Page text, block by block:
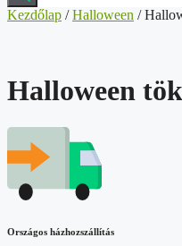
Kezdőlap /Halloween /
Halloween
Országos házhozszállítás